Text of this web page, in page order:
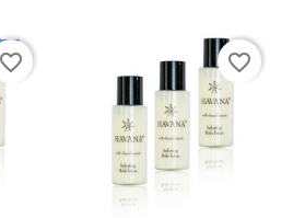
favorite_border favorite_border